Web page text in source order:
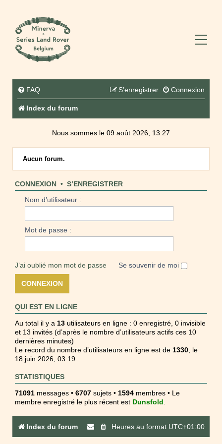
FAQ Connexion
S’enregistrer
Index du forum
Nous sommes le 09 août 2026, 13:27
Aucun forum.
CONNEXION • S’ENREGISTRER
Nom d’utilisateur :
Mot de passe :
J’ai oublié mon mot de passe Se souvenir de moi
QUI EST EN LIGNE
Au total il y a 13 utilisateurs en ligne : 0 enregistré, 0 invisible
et 13 invités (d’après le nombre d’utilisateurs actifs ces 10
dernières minutes)
Le record du nombre d’utilisateurs en ligne est de 1330 , le
18 juin 2026, 03:19
STATISTIQUES
71091 messages • 6707 sujets • 1594 membres • Le
membre enregistré le plus récent est Dunsfold
Index du forum Heures au format UTC+01:00